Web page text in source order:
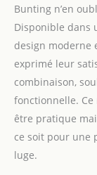
Bunting n’en
Disponible dans
design moderne
exprimé leur
combinaison,
fonctionnelle. Ce
être pratique
ce soit pour une
luge.